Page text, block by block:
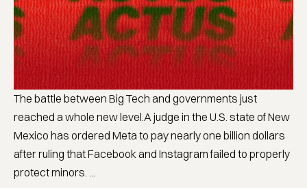
The battle between Big Tech and governments just
reached a whole new level.A judge in the U.S. state of New
Mexico has ordered Meta to pay nearly one billion dollars
after ruling that Facebook and Instagram failed to properly
protect minors. ...